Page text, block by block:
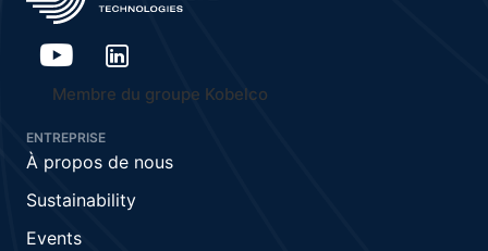
Membre du groupe Kobelco
ENTREPRISE
À propos de nous
Sustainability
Events